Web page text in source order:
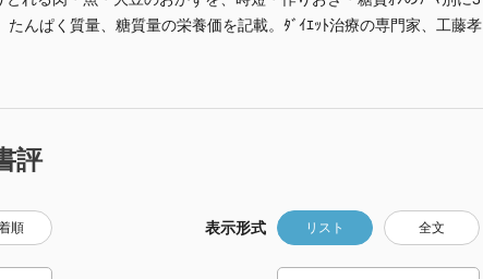
たんぱく質量、糖質量の栄養価を記載。ﾀﾞｲｴｯﾄ治療の専門家、工藤孝
評
順 表示形式 リスト 全文